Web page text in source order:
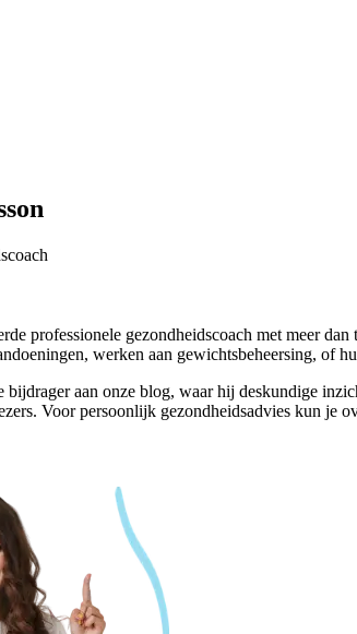
professionele gezondheidscoach met meer
werken aan gewichtsbeheersing, of
bijdrager aan onze blog, waar hij deskundige
Voor persoonlijk gezondheidsadvies kun je